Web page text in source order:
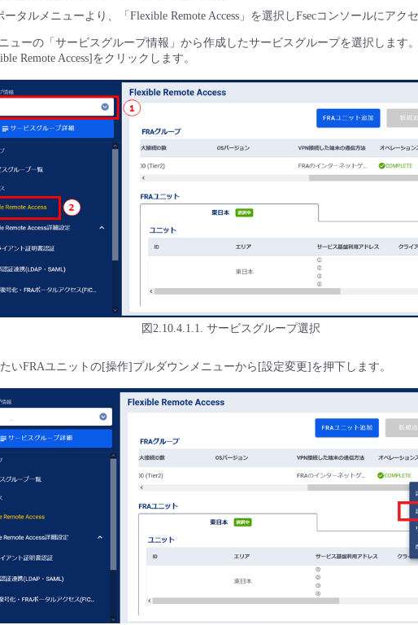
ータルメニューより、「Flexible Remote Access」を選択しFsecコンソールにアク
ューの「サービスグループ情報」から作成したサービスグループを選択します。
Remote Access]をクリックします。
図2.10.4.1.1. サービスグループ選択
いFRAユニットの[操作]プルダウンメニューから[設定変更]を押下します。